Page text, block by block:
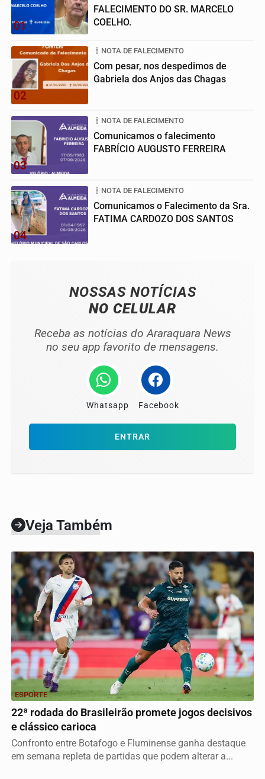
01
FALECIMENTO DO SR. MARCELO
COELHO.
02
NOTA DE FALECIMENTO
Com pesar, nos despedimos de
Gabriela dos Anjos das Chagas
03
NOTA DE FALECIMENTO
Comunicamos o falecimento
FABRÍCIO AUGUSTO FERREIRA
04
NOTA DE FALECIMENTO
Comunicamos o Falecimento da Sra.
FATIMA CARDOZO DOS SANTOS
NOSSAS NOTÍCIAS
NO CELULAR
Receba as notícias do Araraquara News
no seu app favorito de mensagens.
Whatsapp Facebook
ENTRAR
Veja Também
ESPORTE
22ª rodada do Brasileirão promete jogos decisivos
e clássico carioca
Confronto entre Botafogo e Fluminense ganha destaque
em semana repleta de partidas que podem alterar a...